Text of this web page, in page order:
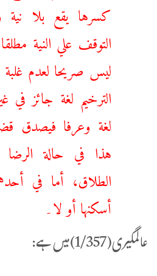
كسرها يقع بلا نية
التوقف علي النية
ليس صريحا لعدم
الترخيم لغة جائز في
لغة وعرفا فيصدق
هذا في حالة
الطلاق، أما في
أسكنها أو لا۔
عالمگیری(1/357)میں ہے: